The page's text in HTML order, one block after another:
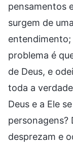
pensamentos
surgem de
entendimento;
problema é
de Deus, e
toda a
Deus e a Ele
personagens?
desprezam e